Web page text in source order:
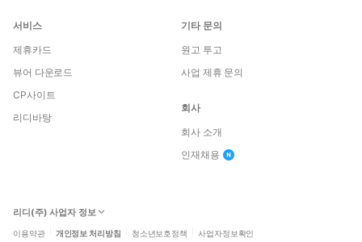
서비스
제휴카드
뷰어 다운로드
CP사이트
리디바탕
기타 문의
원고 투고
사업 제휴 문의
회사
회사 소개
인재채용
리디(주) 사업자 정보
이용약관 개인정보 처리방침 청소년보호정책 사업자정보확인